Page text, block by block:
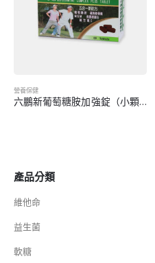
營養保健
六鵬新葡萄糖胺加強錠（小顆粒）
產品分類
維他命
益生菌
軟糖